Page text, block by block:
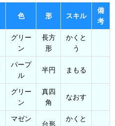
色 形 スキル
備
考
グリー
ン
長方
形
かくと
う
パープ
ル
半円 まもる
グリー
ン
真四
角
なおす
マゼン
台形
かくと